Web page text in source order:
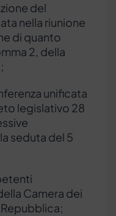
del
nella riunione
di quanto
2, della
;
unificata
legislativo 28
seduta del 5
Camera dei